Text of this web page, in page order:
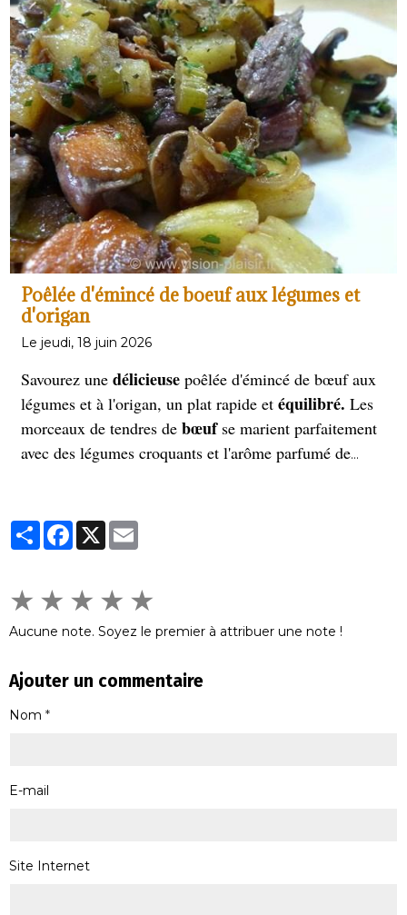
magretset plats rustiques, incarnant la richesse du
terroir français.
Poêlée d'émincé de boeuf aux légumes et
d'origan
Le jeudi, 18 juin 2026
Savourez une délicieuse poêlée d'émincé de bœuf aux
légumes et à l'origan, un plat rapide et équilibré. Les
morceaux de tendres de bœufse marient parfaitement
avec des légumes croquants et l'arôme parfumé de
PartagerFacebook
X
★ ★ ★ ★ ★
Aucune note. Soyez le premier à attribuer une note !
Ajouter un commentaire
Nom
E-mail
Site Internet